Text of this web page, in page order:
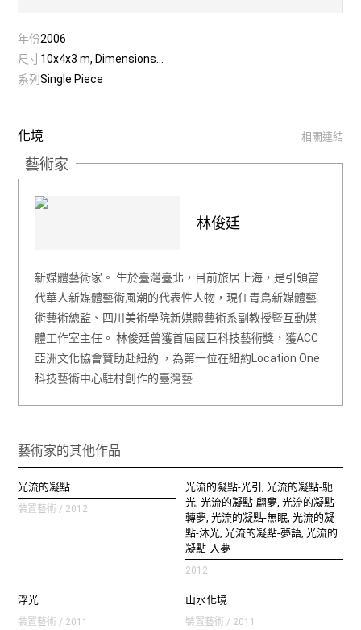
年份2006
尺寸10x4x3 m, Dimensions...
系列Single Piece
化境 相關連結
藝術家
林俊廷
新媒體藝術家。 生於臺灣臺北，目前旅居上海，是引領當
代華人新媒體藝術風潮的代表性人物，現任青鳥新媒體藝
術藝術總監、四川美術學院新媒體藝術系副教授暨互動媒
體工作室主任。 林俊廷曾獲首屆國巨科技藝術獎，獲ACC
亞洲文化協會贊助赴紐約 ，為第一位在紐約Location One
科技藝術中心駐村創作的臺灣藝…
藝術家的其他作品
光流的凝點
裝置藝術 / 2012
光流的凝點‐光引, 光流的凝點‐馳
光, 光流的凝點‐翩夢, 光流的凝點‐
轉夢, 光流的凝點‐無眠, 光流的凝
點‐沐光, 光流的凝點‐夢語, 光流的
凝點‐入夢
2012
浮光
裝置藝術 / 2011
山水化境
裝置藝術 / 2011